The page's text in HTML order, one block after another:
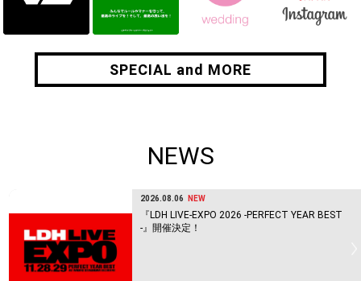
SPECIAL and MORE
SPECIAL and MORE
NEWS
2026.08.06 NEW
『LDH LIVE-EXPO 2026 -PERFECT YEAR BEST
-』開催決定！